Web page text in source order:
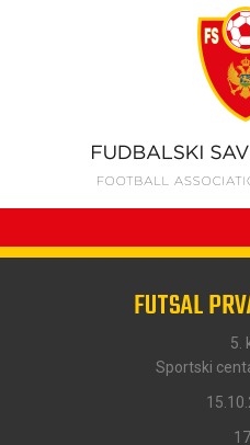
FUTSAL
5.
Sportski